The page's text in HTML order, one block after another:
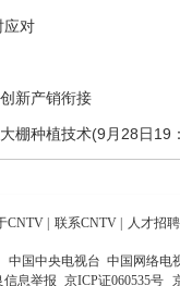
应对
新产销衔接
棚种植技术(9月28日19
CNTV | 联系CNTV | 人才招聘
中国中央电视台 中国网络电
信息举报 京ICP证060535号